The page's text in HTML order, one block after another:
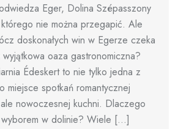
Eger, Dolina Szépasszony
nie można przegapić. Ale
doskonałych win w Egerze czeka
oaza gastronomiczna?
Édeskert to nie tylko jedna z
miejsce spotkań romantycznej
nowoczesnej kuchni. Dlaczego
wyborem w dolinie? Wiele [...]